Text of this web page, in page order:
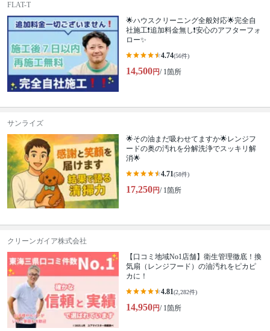
FLAT-T
🌟ハウスクリーニング全般対応🌟完全自
社施工❗️追加料金無し❗️安心のアフターフォ
ロー✨
4.74(56件)
14,500円/ 1箇所
サンライズ
🌟その油まだ吸わせてますか🌟レンジフ
ードの奥の汚れを分解洗浄でスッキリ解
消🌟
4.71(58件)
17,250円/ 1箇所
クリーンガイア株式会社
【口コミ地域No1店舗】衛生管理徹底！換
気扇（レンジフード）の油汚れをピカピ
カに！
4.81(2,282件)
14,950円/ 1箇所